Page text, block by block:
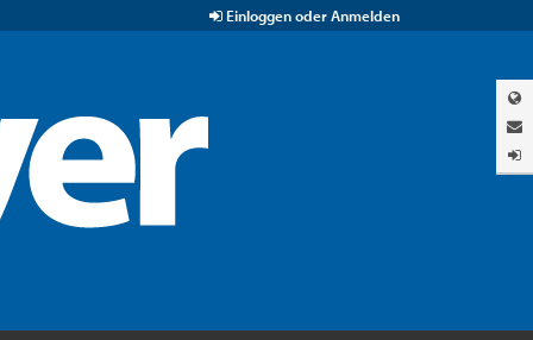
Einloggen oder Anmelden